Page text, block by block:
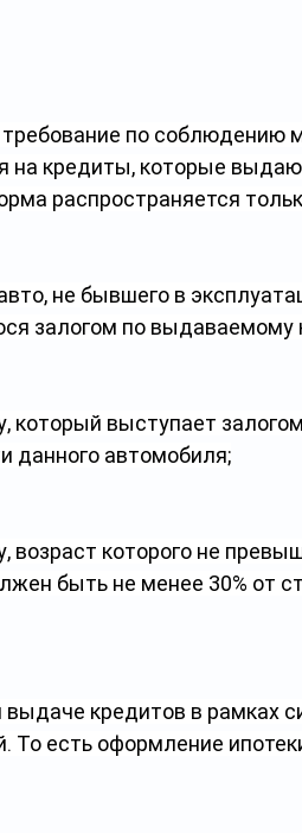
по соблюдению
на кредиты, которые
распространяется
не бывшего в
залогом по выдаваемому
который выступает
данного автомобиля;
возраст которого не
быть не менее 30% от
выдаче кредитов в рамках
То есть оформление